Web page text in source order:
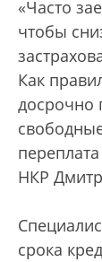
«Часто
чтобы
Как
досрочно
НКР
срока